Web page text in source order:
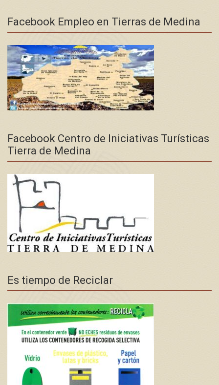
Facebook Empleo en Tierras de Medina
Facebook Centro de Iniciativas Turísticas
Tierra de Medina
Es tiempo de Reciclar